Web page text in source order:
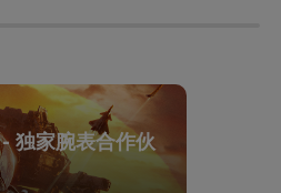
独家腕表合作伙